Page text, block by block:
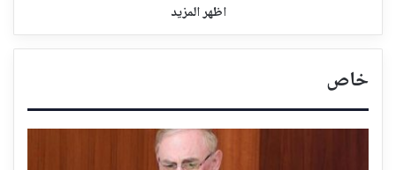
اظهر المزيد
خاص